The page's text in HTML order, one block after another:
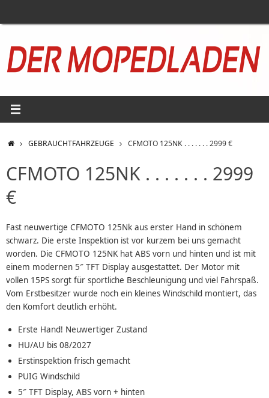
STARTGEBRAUCHTFAHRZEUGE CFMOTO 125NK . . . . . . . 2999 €
CFMOTO 125NK . . . . . . . 2999
€
Fast neuwertige CFMOTO 125Nk aus erster Hand in schönem
schwarz. Die erste Inspektion ist vor kurzem bei uns gemacht
worden. Die CFMOTO 125NK hat ABS vorn und hinten und ist mit
einem modernen 5″ TFT Display ausgestattet. Der Motor mit
vollen 15PS sorgt für sportliche Beschleunigung und viel Fahrspaß.
Vom Erstbesitzer wurde noch ein kleines Windschild montiert, das
den Komfort deutlich erhöht.
Erste Hand! Neuwertiger Zustand
HU/AU bis 08/2027
Erstinspektion frisch gemacht
PUIG Windschild
5″ TFT Display, ABS vorn + hinten